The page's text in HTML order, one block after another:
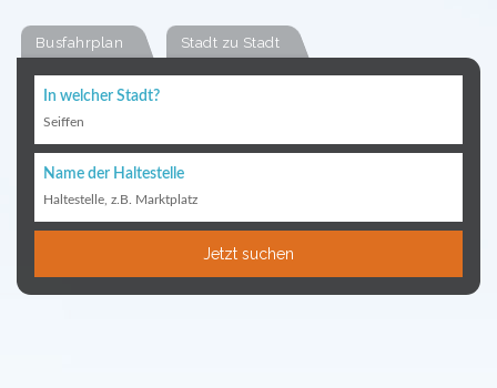
Busfahrplan Stadt zu Stadt
In welcher Stadt?
Seiffen
Name der Haltestelle
Haltestelle, z.B. Marktplatz
Jetzt suchen